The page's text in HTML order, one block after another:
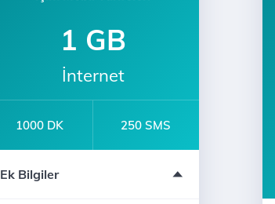
1 GB
İnternet
1000 DK 250 SMS
Ek Bilgiler
12 Ay Taahhütlü